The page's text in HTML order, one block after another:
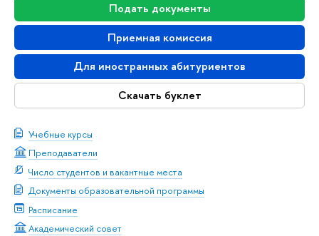
Подать документы
Приемная комиссия
Для иностранных абитуриентов
Скачать буклет
Учебные курсы
Преподаватели
Число студентов и вакантные места
Документы образовательной программы
Расписание
Академический совет